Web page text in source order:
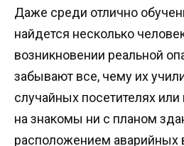
Даже среди отлично
найдется несколько
возникновении реальной
забывают все, чему их
случайных посетителях или
на знакомы ни с планом
расположением аварийных